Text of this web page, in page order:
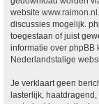
website www.raimon.nl
discussies mogelijk.
toegestaan of juist
informatie over phpBB
Nederlandstalige
Je verklaart geen
lasterlijk,